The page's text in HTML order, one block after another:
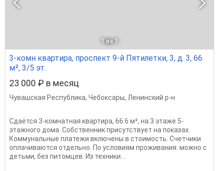
1 из 1
3-комн квартира, проспект 9-й Пятилетки, 3, д. 3, 66
м², 3/5 эт.
23 000 ₽ в месяц
Чувашская Республика, Чебоксары, Ленинский р-н
Сдаётся 3-комнатная квартира, 66.6 м², на 3 этаже 5-
этажного дома. Собственник присутствует на показах.
Коммунальные платежи включены в стоимость. Счетчики
оплачиваются отдельно. По условиям проживания: можно с
детьми, без питомцев. Из техники...